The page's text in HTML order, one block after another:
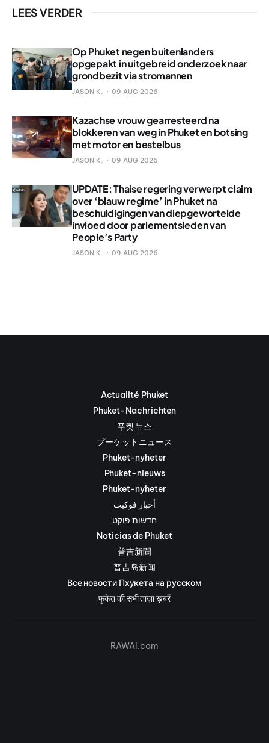
LEES VERDER
Op Phuket negen buitenlanders
opgepakt in uitgebreid onderzoek naar
grondbezit via stromannen
JASON K. 09 AUG 2026
Kazachse vrouw gearresteerd na
blokkeren van weg in Phuket en botsing
met motor en bestelbus
JASON K. 09 AUG 2026
UPDATE: Thaise regering verwerpt claim
over ‘blauw regime’ in Phuket na
beschuldigingen van diepgewortelde
invloed door parlementsleden van
People’s Party
JASON K. 09 AUG 2026
Actualité Phuket
Phuket-Nachrichten
푸켓 뉴스
プーケットニュース
Phuket-nyheter
Phuket-nieuws
Phuket-nyheter
أخبار فوكيت
חדשות פוקט
Noticias de Phuket
普吉新聞
普吉岛新闻
Все новости Пхукета на русском
फुकेत की सभी ताज़ा ख़बरें
RAWAI.com